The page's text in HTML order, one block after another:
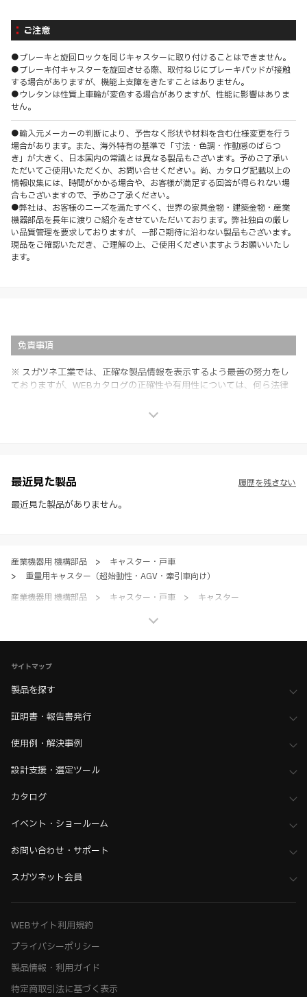
ご注意
●ブレーキと旋回ロックを同じキャスターに取り付けることはできません。
●ブレーキ付キャスターを旋回させる際、取付ねじにブレーキパッドが接触
する場合がありますが、機能上支障をきたすことはありません。
●ウレタンは性質上車輪が変色する場合がありますが、性能に影響はありま
せん。
●輸入元メーカーの判断により、予告なく形状や材料を含む仕様変更を行う
場合があります。また、海外特有の基準で「寸法・色調・作動感のばらつ
き」が大きく、日本国内の常識とは異なる製品もございます。予めご了承い
ただいてご使用いただくか、お問い合せください。尚、カタログ記載以上の
情報収集には、時間がかかる場合や、お客様が満足する回答が得られない場
合もございますので、予めご了承ください。
●弊社は、お客様のニーズを満たすべく、世界の家具金物・建築金物・産業
機器部品を長年に渡りご紹介をさせていただいております。弊社独自の厳し
い品質管理を要求しておりますが、一部ご期待に沿わない製品もございます。
現品をご確認いただき、ご理解の上、ご使用くださいますようお願いいたし
ます。
免責事項
※ スガツネ工業では、正確な製品情報を表示するよう最善の努力をし
ておりますが、WEBカタログの正確性や有用性については、何ら法律
社製品の使用ご検討、又は販売促進目的の利用に限ります。
※ 本WEBサイト製品情報のご利用にあたっては、WEBサイト利用規
約、プライバシーポリシー、製品情報ガイドをご確認いただき、内容の
最近見た製品
最近見た製品がありません。
履歴を残さない
産業機器用 機構部品 >
キャスター・戸車
>
重量用キャスター（超始動性・AGV・牽引車向け）
産業機器用 機構部品
> キャスター・戸車 >
キャスター
キャスター・戸車
ホーム
> ブランド・シリーズ一覧 ／ 製品ピックアップ
サイトマップ
製品を探す
証明書・報告書発行
使用例・解決事例
設計支援・選定ツール
カタログ
イベント・ショールーム
お問い合わせ・サポート
スガツネット会員
WEBサイト利用規約
プライバシーポリシー
製品情報・利用ガイド
特定商取引法に基づく表示